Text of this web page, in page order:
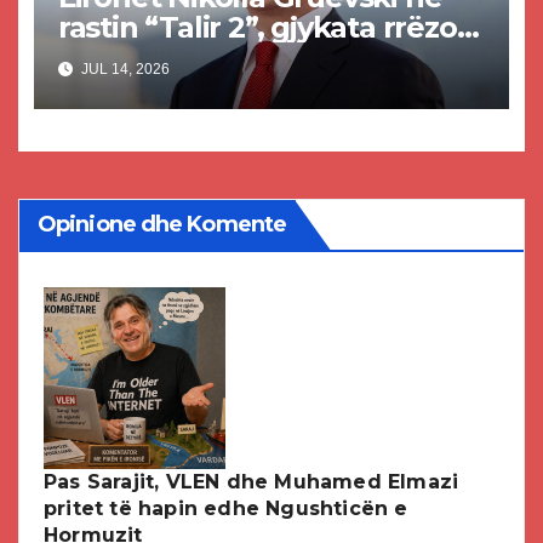
rastin “Talir 2”, gjykata rrëzon
akuzat për ndërtimin e
paligjshëm të selisë së VMRO-
DPMNE-së
JUL 14, 2026
Opinione dhe Komente
Pas Sarajit, VLEN dhe Muhamed Elmazi
pritet të hapin edhe Ngushticën e
Hormuzit